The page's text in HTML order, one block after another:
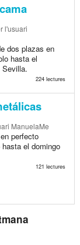
l'usuari
dos plazas en
hasta el
Sevilla.
224 lectures
ManuelaMe
perfecto
el domingo
121 lectures